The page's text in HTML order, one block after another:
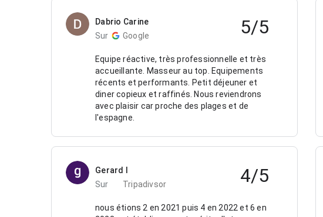
Dabrio Carine
Sur
Google 5/5
Equipe réactive, très professionnelle et très
accueillante. Masseur au top. Equipements
récents et performants. Petit déjeuner et
diner copieux et raffinés. Nous reviendrons
avec plaisir car proche des plages et de
l'espagne.
Gerard l
Sur
Tripadivsor 4/5
nous étions 2 en 2021 puis 4 en 2022 et 6 en